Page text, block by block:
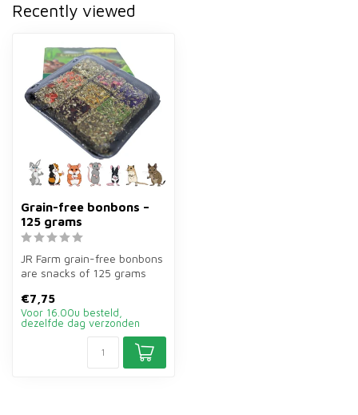
Recently viewed
Grain-free bonbons –
125 grams
JR Farm grain-free bonbons
are snacks of 125 grams
R...
€7,75
Voor 16.00u besteld,
dezelfde dag verzonden